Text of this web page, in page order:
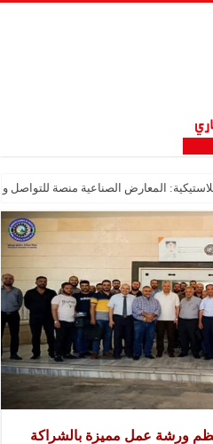
المعارض الصناعية منصة للتواصل
ورشة عمل مميزة بالشراكة